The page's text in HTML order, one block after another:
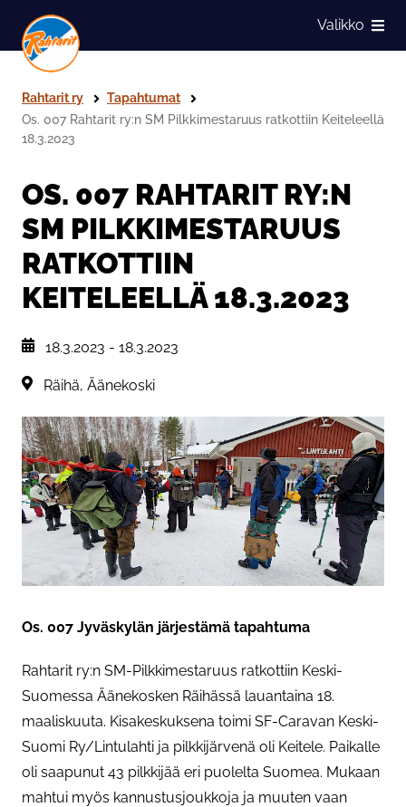
Siirry sivun sisältöön
Näytä
Valikko
Rahtarit ry
Tapahtumat
Os. 007 Rahtarit ry:n SM Pilkkimestaruus ratkottiin Keiteleellä
18.3.2023
OS. 007 RAHTARIT RY:N
SM PILKKIMESTARUUS
RATKOTTIIN
KEITELEELLÄ 18.3.2023
, Tapahtuman päiväys:
18.3.2023 - 18.3.2023
Sijainti:Räihä, Äänekoski
Os. 007 Jyväskylän järjestämä tapahtuma
Rahtarit ry:n SM-Pilkkimestaruus ratkottiin Keski-
Suomessa Äänekosken Räihässä lauantaina 18.
maaliskuuta. Kisakeskuksena toimi SF-Caravan Keski-
Suomi Ry/Lintulahti ja pilkkijärvenä oli Keitele. Paikalle
oli saapunut 43 pilkkijää eri puolelta Suomea. Mukaan
mahtui myös kannustusjoukkoja ja muuten vaan